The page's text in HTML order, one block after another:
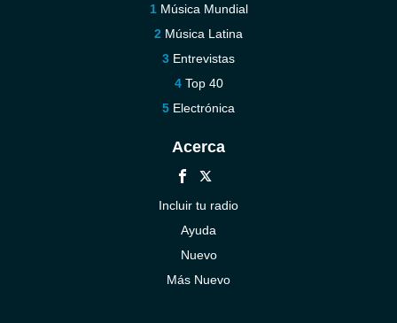
Música Mundial
Música Latina
Entrevistas
Top 40
Electrónica
Acerca
Incluir tu radio
Ayuda
Nuevo
Más Nuevo